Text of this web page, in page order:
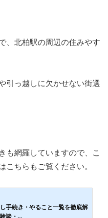
、北柏駅の周辺の住みやす
引っ越しに欠かせない街選
も網羅していますので、こ
こちらもご覧ください。
手続き・やること一覧を徹底解
談・...